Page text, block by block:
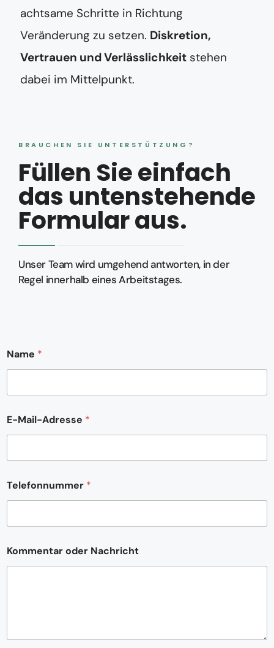
achtsame Schritte in Richtung
Veränderung zu setzen. Diskretion,
Vertrauen und Verlässlichkeit stehen
dabei im Mittelpunkt.
BRAUCHEN SIE UNTERSTÜTZUNG?
Füllen Sie einfach
das untenstehende
Formular aus.
Unser Team wird umgehend antworten, in der
Regel innerhalb eines Arbeitstages.
Name *
E-Mail-Adresse *
o
m
e
t
a
r
o
Telefonnummer *
Kommentar oder Nachricht